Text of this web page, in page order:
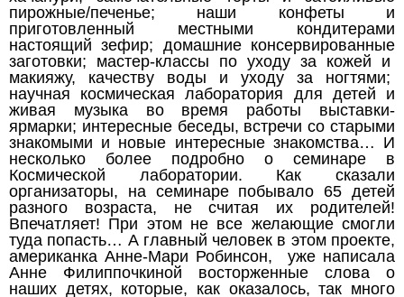
пирожные/печенье; наши конфеты и
приготовленный местными кондитерами
настоящий зефир; домашние консервированные
заготовки; мастер-классы по уходу за кожей и
макияжу, качеству воды и уходу за ногтями;
научная космическая лаборатория для детей и
живая музыка во время работы выставки-
ярмарки; интересные беседы, встречи со старыми
знакомыми и новые интересные знакомства… И
несколько более подробно о семинаре в
Космической лаборатории. Как сказали
организаторы, на семинаре побывало 65 детей
разного возраста, не считая их родителей!
Впечатляет! При этом не все желающие смогли
туда попасть… А главный человек в этом проекте,
американка Анне-Мари Робинсон, уже написала
Анне Филиппочкиной восторженные слова о
наших детях, которые, как оказалось, так много